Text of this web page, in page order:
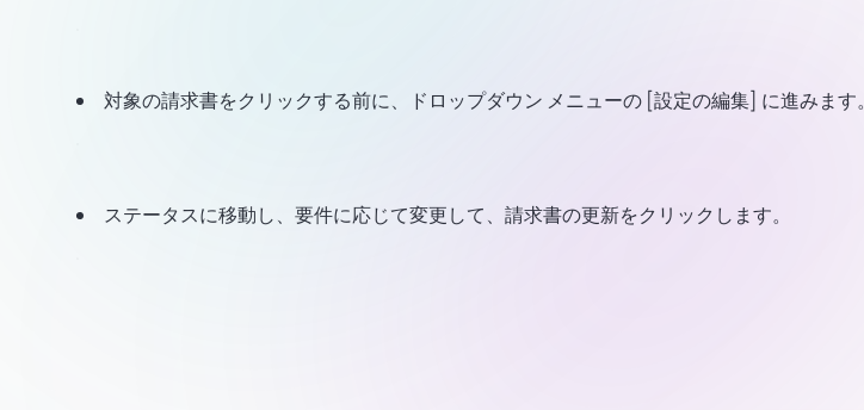
対象の請求書をクリックする前に、ドロップダウン メニューの [設定の編集] に進みます。
ステータスに移動し、要件に応じて変更して、請求書の更新をクリックします。